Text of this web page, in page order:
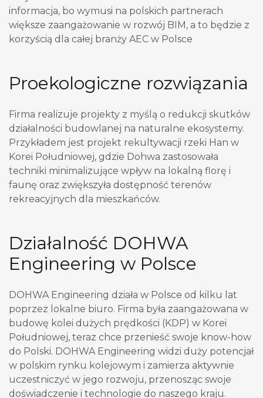
informacja, bo wymusi na polskich partnerach
większe zaangażowanie w rozwój BIM, a to będzie z
korzyścią dla całej branży AEC w Polsce
Proekologiczne rozwiązania
Firma realizuje projekty z myślą o redukcji skutków
działalności budowlanej na naturalne ekosystemy.
Przykładem jest projekt rekultywacji rzeki Han w
Korei Południowej, gdzie Dohwa zastosowała
techniki minimalizujące wpływ na lokalną florę i
faunę oraz zwiększyła dostępność terenów
rekreacyjnych dla mieszkańców.
Działalność DOHWA
Engineering w Polsce
DOHWA Engineering działa w Polsce od kilku lat
poprzez lokalne biuro. Firma była zaangażowana w
budowę kolei dużych prędkości (KDP) w Korei
Południowej, teraz chce przenieść swoje know-how
do Polski. DOHWA Engineering widzi duży potencjał
w polskim rynku kolejowym i zamierza aktywnie
uczestniczyć w jego rozwoju, przenosząc swoje
doświadczenie i technologie do naszego kraju.